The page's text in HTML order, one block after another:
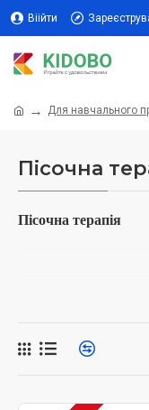
Віійти
Для навчального
Пісочна
Пісочна терапія
споруджують